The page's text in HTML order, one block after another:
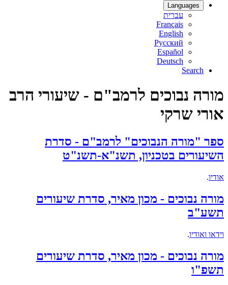
Languages
עברית
Français
English
Русский
Español
Deutsch
Search
מורה נבוכים לרמב"ם - שיעורי הרב
אורי שרקי
ספר "מורה הנבוכים" לרמב"ם - סדרת
השיעורים בטכניון, תשנ"א-תשנ"ט
אודיו.
מורה נבוכים - מכון מאיר, סדרת שיעורים
תשע"ב
וידאו ואודיו.
מורה נבוכים - מכון מאיר, סדרת שיעורים
תשפ"ו